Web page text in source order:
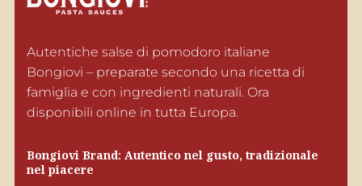
Autentiche salse di pomodoro italiane
Bongiovi – preparate secondo una ricetta di
famiglia e con ingredienti naturali. Ora
disponibili online in tutta Europa.
Bongiovi Brand: Autentico nel gusto, tradizionale
nel piacere